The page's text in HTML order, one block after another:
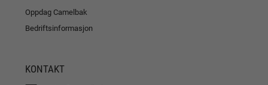
Oppdag Camelbak
Bedriftsinformasjon
KONTAKT